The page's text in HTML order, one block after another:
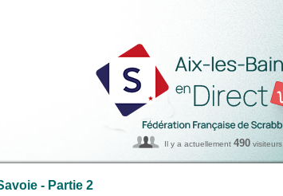
Il y a actuellement 490 visiteurs
- Partie 2